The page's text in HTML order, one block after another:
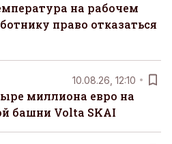
на рабочем
право отказаться
10.08.26, 12:10
миллиона евро на
башни Volta SKAI